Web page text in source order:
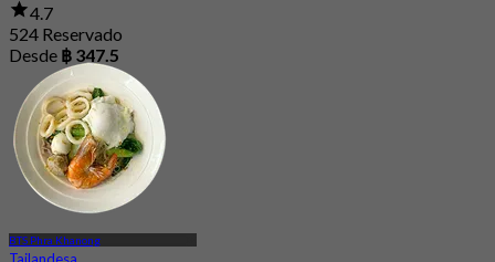
4.7
524 Reservado
Desde ฿ 347.5
BTS Phra Khanong
Tailandesa